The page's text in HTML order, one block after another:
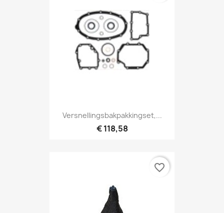
Versnellingsbakpakkingset,...
€ 118,58
favorite_border